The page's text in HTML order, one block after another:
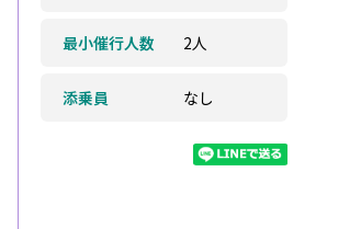
最小催行人数 2人
添乗員 なし